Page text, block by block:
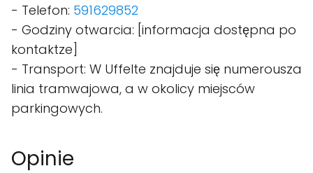
- Telefon: 591629852
- Godziny otwarcia: [informacja dostępna po
kontaktze]
- Transport: W Uffelte znajduje się numerousza
linia tramwajowa, a w okolicy miejsców
parkingowych.
Opinie